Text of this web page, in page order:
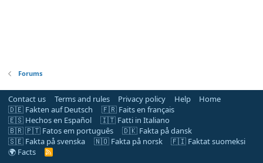
Forums
Contact us Terms and rules Privacy policy Help
Home
🇩🇪 Fakten auf Deutsch
🇫🇷 Faits en français
🇪🇸 Hechos en Español
🇮🇹 Fatti in Italiano
🇧🇷 🇵🇹 Fatos em português
🇩🇰 Fakta på dansk
🇸🇪 Fakta på svenska
🇳🇴 Fakta på norsk
🇫🇮 Faktat suomeksi
🌍 Facts
R